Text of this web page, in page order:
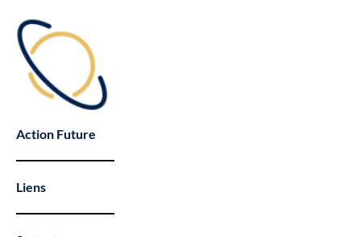
Action Future
Liens